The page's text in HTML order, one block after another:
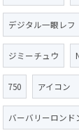
デジタル一眼レフ
ジミーチュウ
750 アイコン
バーバリーロンド